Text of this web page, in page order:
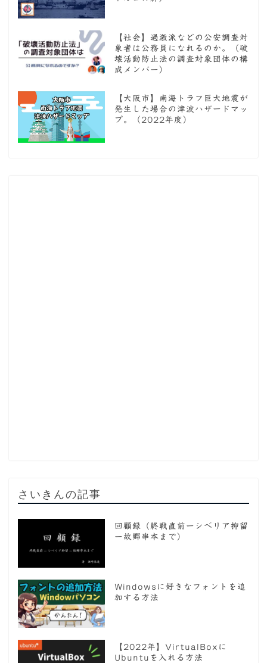
【社会】過激派などの公安調査対
象者は公務員になれるのか。（破
壊活動防止法の調査対象団体の構
成メンバー）
【大阪市】南海トラフ巨大地震が
発生した場合の津波ハザードマッ
プ。（2022年度）
さいきんの記事
回顧録（終戦直前ーシベリア抑留
ー故郷串本まで）
Windowsに好きなフォントを追
加する方法
【2022年】VirtualBoxに
Ubuntuを入れる方法